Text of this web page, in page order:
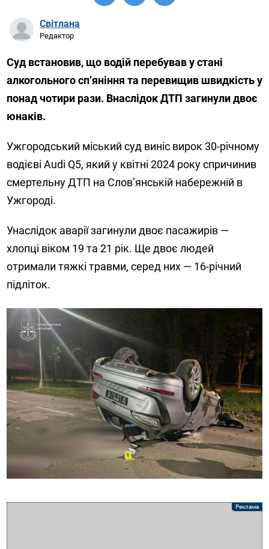
Світлана
Редактор
Суд встановив, що водій перебував у стані
алкогольного сп’яніння та перевищив швидкість у
понад чотири рази. Внаслідок ДТП загинули двоє
юнаків.
Ужгородський міський суд виніс вирок 30-річному
водієві Audi Q5, який у квітні 2024 року спричинив
смертельну ДТП на Слов’янській набережній в
Ужгороді.
Унаслідок аварії загинули двоє пасажирів —
хлопці віком 19 та 21 рік. Ще двоє людей
отримали тяжкі травми, серед них — 16-річний
підліток.